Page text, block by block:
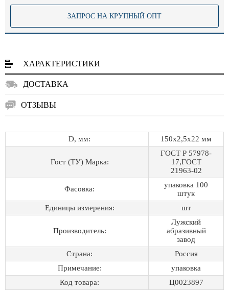
ЗАПРОС НА КРУПНЫЙ ОПТ
ХАРАКТЕРИСТИКИ
ДОСТАВКА
ОТЗЫВЫ
D, мм: 150х2,5х22 мм
Гост (ТУ) Марка:
ГОСТ Р 57978-
17,ГОСТ
21963-02
Фасовка:
упаковка 100
штук
Единицы измерения:
шт
Производитель:
Лужский
абразивный
завод
Страна:
Россия
Примечание:
упаковка
Код товара:
Ц0023897